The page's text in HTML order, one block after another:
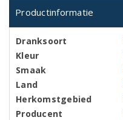
Productinformatie
Dranksoort
Kleur
Smaak
Land
Herkomstgebied
Producent